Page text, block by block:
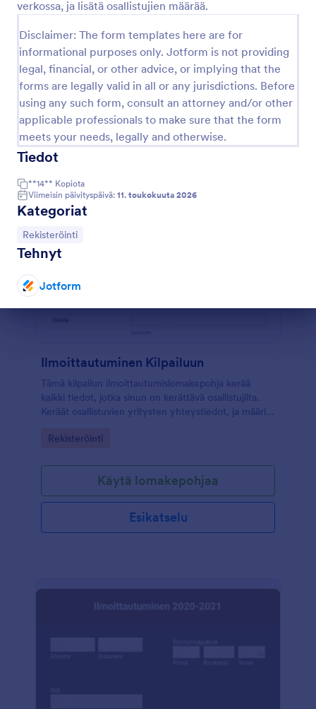
verkossa, ja lisätä osallistujien määrää.
Disclaimer: The form templates here are for
informational purposes only. Jotform is not providing
legal, financial, or other advice, or implying that the
forms are legally valid in all or any jurisdictions. Before
using any such form, consult an attorney and/or other
applicable professionals to make sure that the form
meets your needs, legally and otherwise.
Tiedot
**14** Kopiota
Viimeisin päivityspäivä: 11. toukokuuta 2026
Kategoriat
Siirry kategoriaan:
Rekisteröinti
Tehnyt
Jotform
Esikatselu
Ilmoittautuminen Kilpailuun
Tämä kilpailun ilmoittautumislomakepohja kerää
kaikki tiedot, jotka sinun on kerättävä osallistujilta.
Keräät osallistuvien yritysten yhteystiedot, ja määritä
täysin muokattavissa, ja se on hyödyllinen
lukien niin start up -kilpailut, bändikilpailut,
kehonrakennus- ja kuntokilpailut, lahjakkuusnäyttelyt
ja paljon muuta. Innosta osallistujat osallistumaan
kilpailuun tekemällä lomakkeesta näköisesi. Lisää
värejä, fontteja, kuvia, logoja ja muuta.
Go to Category:
Rekisteröinti
Käytä lomakepohjaa
Esikatselu